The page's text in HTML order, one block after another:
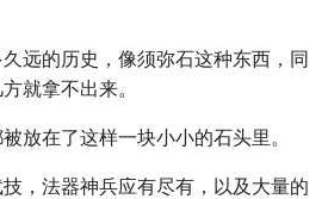
远的历史，像须弥石这种东西，同
就拿不出来。
放在了这样一块小小的石头里。
，法器神兵应有尽有，以及大量的